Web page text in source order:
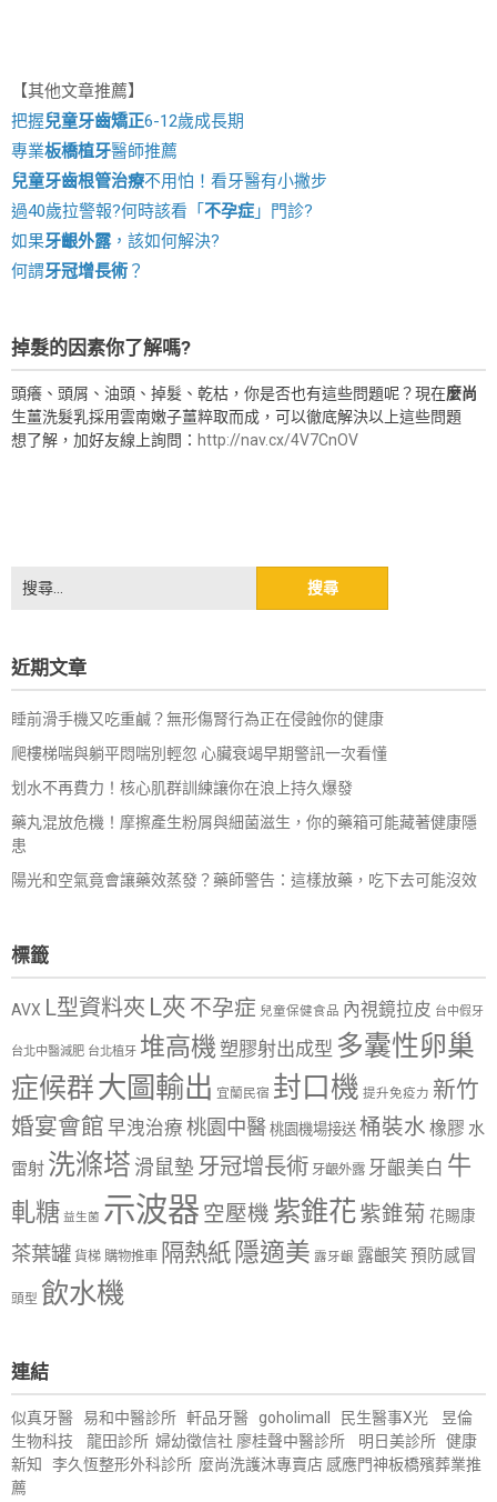
【其他文章推薦】
把握兒童牙齒矯正6-12歲成長期
專業板橋植牙醫師推薦
兒童牙齒根管治療不用怕！看牙醫有小撇步
過40歲拉警報?何時該看「 不孕症 」門診?
如果牙齦外露，該如何解決?
何謂牙冠增長術 ？
掉髮的因素你了解嗎?
頭癢、頭屑、油頭、掉髮、乾枯，你是否也有這些問題呢？現在麼尚
生薑洗髮乳採用雲南嫩子薑粹取而成，可以徹底解決以上這些問題
想了解，加好友線上詢問： http://nav.cx/4V7CnOV
搜
尋
字:
近期文章
睡前滑手機又吃重鹹？無形傷腎行為正在侵蝕你的健康
爬樓梯喘與躺平悶喘別輕忽 心臟衰竭早期警訊一次看懂
划水不再費力！核心肌群訓練讓你在浪上持久爆發
藥丸混放危機！摩擦產生粉屑與細菌滋生，你的藥箱可能藏著健康隱
患
陽光和空氣竟會讓藥效蒸發？藥師警告：這樣放藥，吃下去可能沒效
標籤
AVX L型資料夾 L夾 不孕症 兒童保健食品 內視鏡拉皮 台中假牙
台北中醫減肥 台北植牙 堆高機塑膠射出成型 多囊性卵巢
症候群大圖輸出 宜蘭民宿 封口機 提升免疫力 新竹
婚宴會館 早洩治療 桃園中醫 桃園機場接送 桶裝水 橡膠 水
雷射 洗滌塔 滑鼠墊 牙冠增長術 牙齦外露 牙齦美白 牛
軋糖 益生菌 示波器 空壓機 紫錐花紫錐菊 花賜康
茶葉罐 貨梯 購物推車 隔熱紙 隱適美 露牙齦 露齦笑預防感冒
頭型 飲水機
連結
似真牙醫 易和中醫診所 軒品牙醫 goholimall 民生醫事X光
昱倫
生物科技
龍田診所 婦幼徵信社 廖桂聲中醫診所 明日美診所 健康
新知
李久恆整形外科診所 麼尚洗護沐專賣店 感應門神板橋殯葬業推
薦